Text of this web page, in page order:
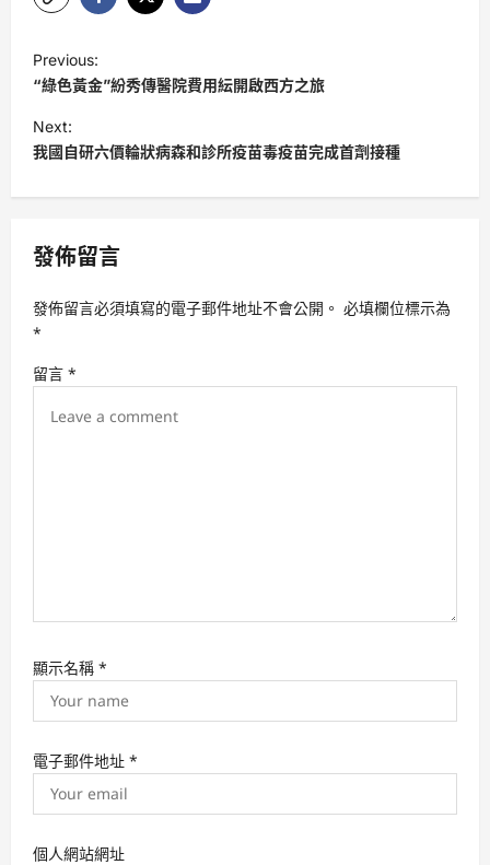
o
s
t
v
g
t
Previous:
“綠色黃金”紛秀傳醫院費用紜開啟西方之旅
Next:
我國自研六價輪狀病森和診所疫苗毒疫苗完成首劑接種
發佈留言
發佈留言必須填寫的電子郵件地址不會公開。 必填欄位標示為
*
留言 *
顯示名稱 *
電子郵件地址 *
個人網站網址